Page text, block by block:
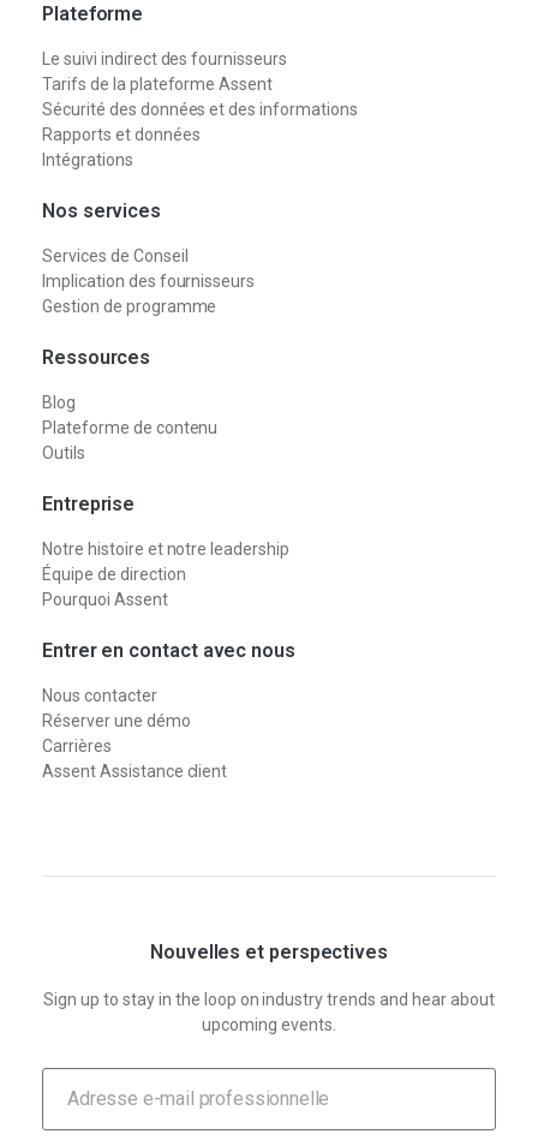
Plateforme
Le suivi indirect des fournisseurs
Tarifs de la plateforme Assent
Sécurité des données et des informations
Rapports et données
Intégrations
Nos services
Services de Conseil
Implication des fournisseurs
Gestion de programme
Ressources
Blog
Plateforme de contenu
Outils
Entreprise
Notre histoire et notre leadership
Équipe de direction
Pourquoi Assent
Entrer en contact avec nous
Nous contacter
Réserver une démo
Carrières
Assent Assistance client
Nouvelles et perspectives
Sign up to stay in the loop on industry trends and hear about
upcoming events.